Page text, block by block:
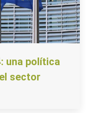
una política
sector